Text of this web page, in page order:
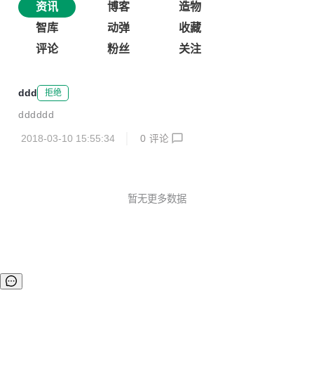
资讯 博客
造物
智库
动弹
收藏
评论
粉丝 关注
ddd 拒绝
dddddd
2018-03-10 15:55:34 0 评论
暂无更多数据